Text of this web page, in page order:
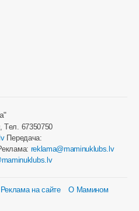
Tел. 67350750
Передача:
reklama@maminuklubs.lv
Реклама на сайте
О Мамином